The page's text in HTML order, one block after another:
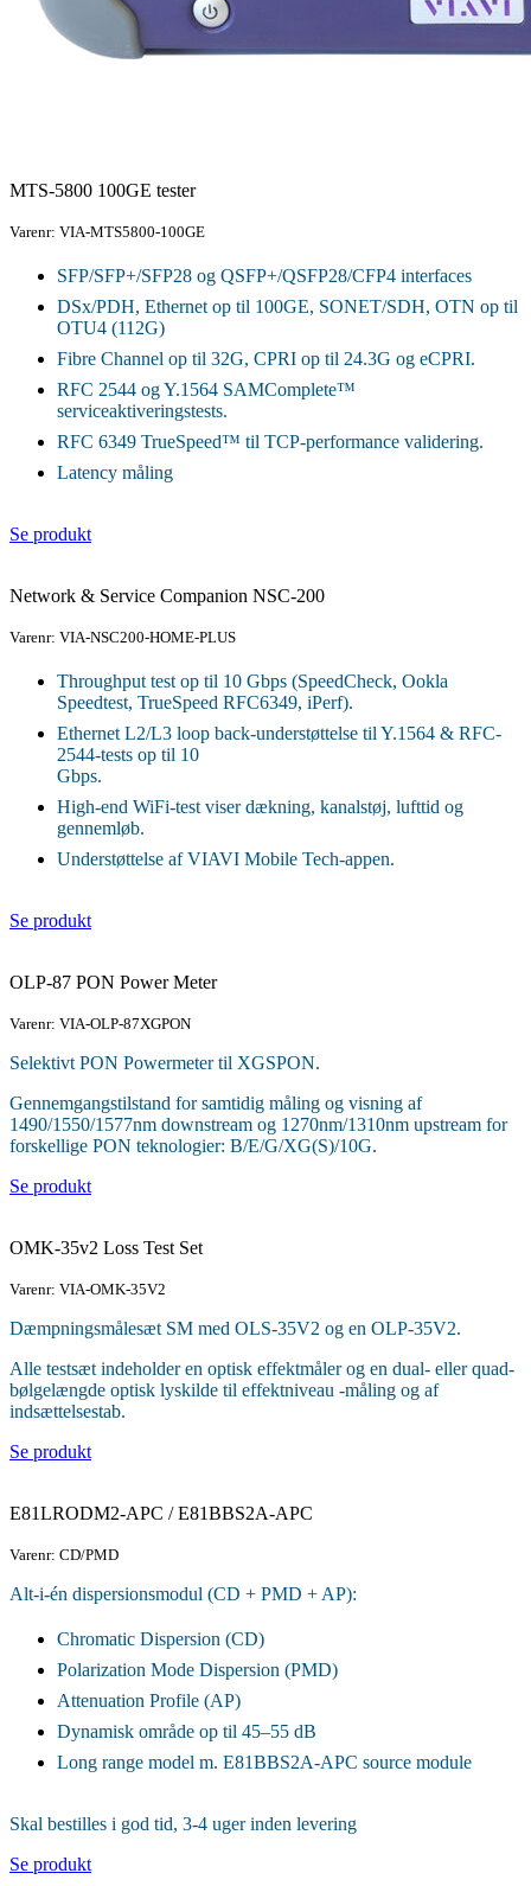
MTS-5800 100GE tester
Varenr: VIA-MTS5800-100GE
SFP/SFP+/SFP28 og QSFP+/QSFP28/CFP4 interfaces
DSx/PDH, Ethernet op til 100GE, SONET/SDH, OTN op til
OTU4 (112G)
Fibre Channel op til 32G, CPRI op til 24.3G og eCPRI.
RFC 2544 og Y.1564 SAMComplete™
serviceaktiveringstests.
RFC 6349 TrueSpeed™ til TCP‑performance validering.
Latency måling
Se produkt
Network & Service Companion NSC-200
Varenr: VIA-NSC200-HOME-PLUS
Throughput test op til 10 Gbps (SpeedCheck, Ookla
Speedtest, TrueSpeed RFC6349, iPerf).
Ethernet L2/L3 loop back-understøttelse til Y.1564 & RFC-
2544-tests op til 10
Gbps.
High-end WiFi-test viser dækning, kanalstøj, lufttid og
gennemløb.
Understøttelse af VIAVI Mobile Tech-appen.
Se produkt
OLP-87 PON Power Meter
Varenr: VIA-OLP-87XGPON
Selektivt PON Powermeter til XGSPON.
Gennemgangstilstand for samtidig måling og visning af
1490/1550/1577nm downstream og 1270nm/1310nm upstream for
forskellige PON teknologier: B/E/G/XG(S)/10G.
Se produkt
OMK-35v2 Loss Test Set
Varenr: VIA-OMK-35V2
Dæmpningsmålesæt SM med OLS-35V2 og en OLP-35V2.
Alle testsæt indeholder en optisk effektmåler og en dual- eller quad-
bølgelængde optisk lyskilde til effektniveau -måling og af
indsættelsestab.
Se produkt
E81LRODM2-APC / E81BBS2A-APC
Varenr: CD/PMD
Alt‑i‑én dispersionsmodul (CD + PMD + AP):
Chromatic Dispersion (CD)
Polarization Mode Dispersion (PMD)
Attenuation Profile (AP)
Dynamisk område op til 45–55 dB
Long range model m. E81BBS2A-APC source module
Skal bestilles i god tid, 3-4 uger inden levering
Se produkt